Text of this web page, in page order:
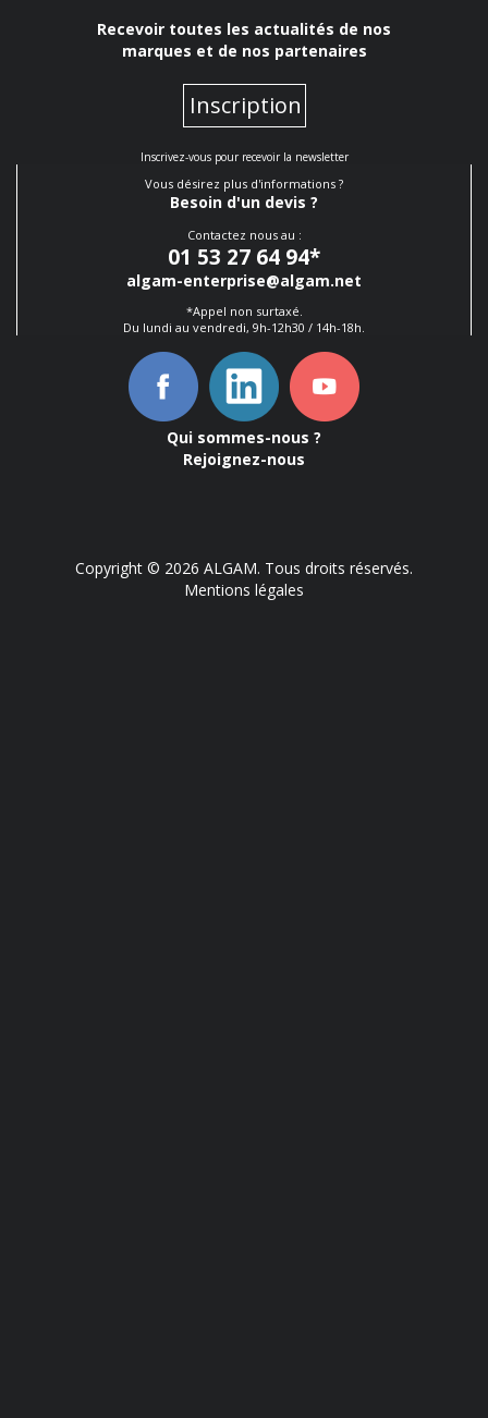
Recevoir toutes les actualités de nos
marques et de nos partenaires
Inscription
Inscrivez-vous pour recevoir la newsletter
Vous désirez plus d'informations ?
Besoin d'un devis ?
Contactez nous au :
01 53 27 64 94*
algam-enterprise@algam.net
*Appel non surtaxé.
Du lundi au vendredi, 9h-12h30 / 14h-18h.
Qui sommes-nous ?
Rejoignez-nous
Copyright © 2026 ALGAM. Tous droits réservés.
Mentions légales